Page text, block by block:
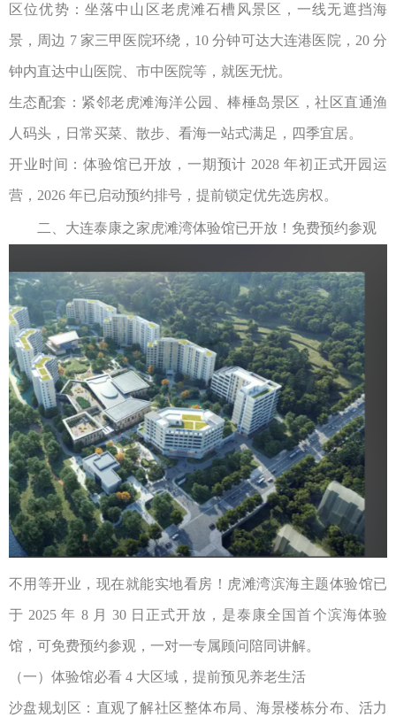
区位优势：坐落中山区老虎滩石槽风景区，一线无遮挡海
景，周边 7 家三甲医院环绕， 10分钟可达大连港医院， 20分
钟内直达中山医院、市中医院等，就医无忧。
生态配套：紧邻老虎滩海洋公园、棒棰岛景区，社区直通渔
人码头，日常买菜、散步、看海一站式满足，四季宜居。
开业时间：体验馆已开放，一期预计 2028年初正式开园运
营， 2026 年已启动预约排号，提前锁定优先选房权。
二、 大连泰康之家虎滩湾体验馆已开放！免费预约参观
不用等开业，现在就能实地看房！虎滩湾滨海主题体验馆已
于 2025年 8 月 30 日正式开放，是泰康全国首个滨海体验
馆，可免费预约参观，一对一专属顾问陪同讲解。
（一）体验馆必看 4 大区域，提前预见养老生活
沙盘规划区：直观了解社区整体布局、海景楼栋分布、活力